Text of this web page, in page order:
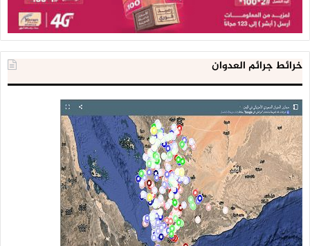
خرائط جرائم العدوان